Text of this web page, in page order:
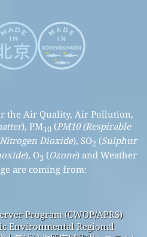
the Air Quality, Air Pollution,
), PM10(PM10 (Respirable
Nitrogen Dioxide), SO2 (Sulphur
), O3 (Ozone) and Weather
are coming from:
Program (CWOP/APRS)
Environmental Regional